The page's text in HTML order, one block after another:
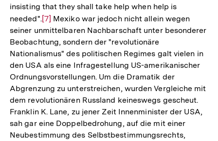
insisting that they shall take help when help is
needed".Zur
Auflösung
der
Fußnote
[7] Mexiko war jedoch nicht allein wegen
seiner unmittelbaren Nachbarschaft unter besonderer
Beobachtung, sondern der "revolutionäre
Nationalismus" des politischen Regimes galt vielen in
den USA als eine Infragestellung US-amerikanischer
Ordnungsvorstellungen. Um die Dramatik der
Abgrenzung zu unterstreichen, wurden Vergleiche mit
dem revolutionären Russland keineswegs gescheut.
Franklin K. Lane, zu jener Zeit Innenminister der USA,
sah gar eine Doppelbedrohung, auf die mit einer
Neubestimmung des Selbstbestimmungsrechts,